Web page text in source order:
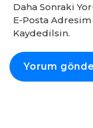
Daha Sonraki
E-Posta Adresim
Kaydedilsin.